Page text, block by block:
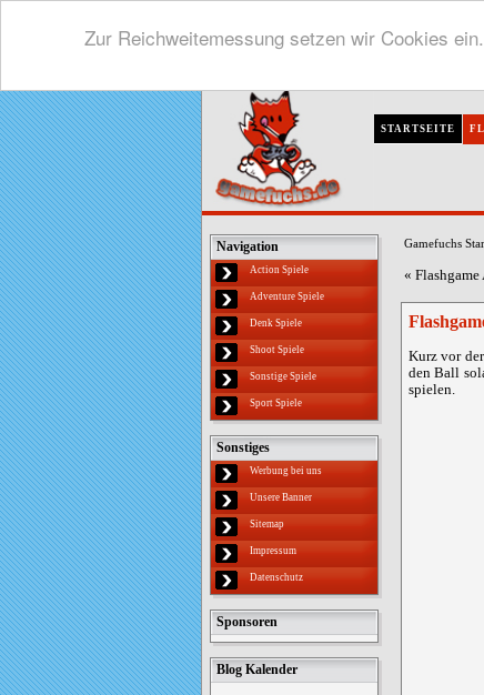
Zur Reichweitemessung setzen wir Cookies
STARTSEITE
Navigation
Action Spiele
Adventure Spiele
Denk Spiele
Shoot Spiele
Sonstige Spiele
Sport Spiele
Sonstiges
Werbung bei uns
Unsere Banner
Sitemap
Impressum
Datenschutz
Sponsoren
Blog Kalender
Gamefuchs
«
Kurz vor
den Ball
spielen.